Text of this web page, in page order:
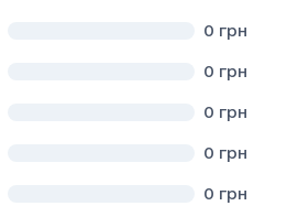
0 грн
0 грн
0 грн
0 грн
0 грн